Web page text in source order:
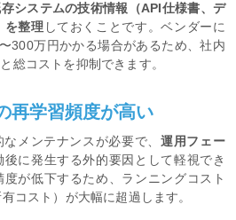
存システムの技術情報（API仕様書、デ
を整理 しておくことです。ベンダーに
300万円かかる場合があるため、社内
総コストを抑制できます。
再学習頻度が高い
メンテナンスが必要で、運用フェー
後に発生する外的要因として軽視でき
が低下するため、ランニングコスト
コスト）が大幅に超過します。